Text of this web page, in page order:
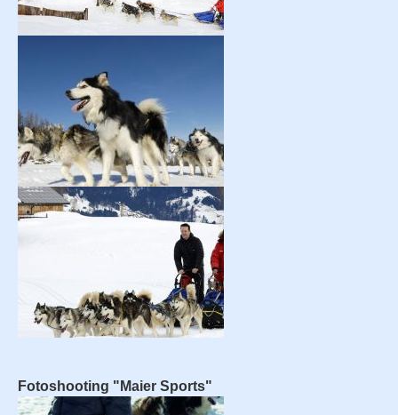
Fotoshooting "Maier Sports"